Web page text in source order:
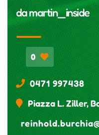
damartin_inside
0
0471 997438
Piazza L. Ziller,